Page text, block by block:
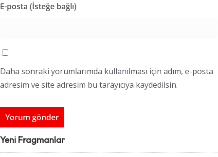
E-posta (İsteğe bağlı)
Daha sonraki yorumlarımda kullanılması için adım, e-posta
adresim ve site adresim bu tarayıcıya kaydedilsin.
Yeni Fragmanlar